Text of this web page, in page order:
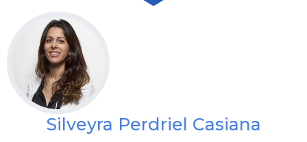
Silveyra Perdriel Casiana